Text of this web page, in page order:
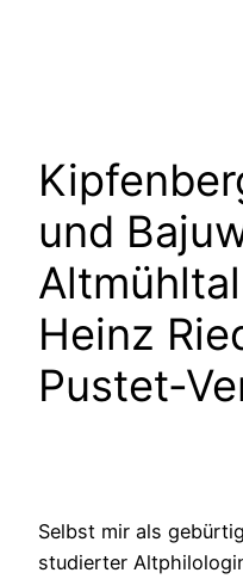
und
Heinz
Pustet-
Selbst mir als
studierter